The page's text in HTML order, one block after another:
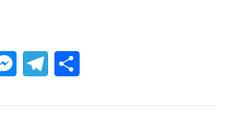
Messenger
Telegram